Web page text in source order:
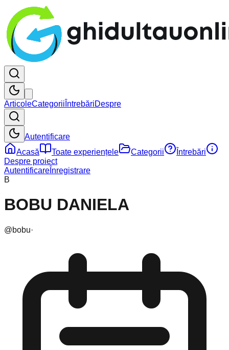
ArticoleCategorii ÎntrebăriDespre
Autentificare
Acasă
Toate experiențele Categorii
Întrebări
Despre proiect
Autentificare Înregistrare
B
BOBU DANIELA
@bobu·